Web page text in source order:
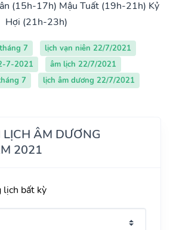
(15h-17h) Mậu Tuất (19h-21h) Kỷ
Hợi (21h-23h)
7
lịch vạn niên 22/7/2021
7-2021
âm lịch 22/7/2021
7
lịch âm dương 22/7/2021
ÂM DƯƠNG
2021
lịch bất kỳ